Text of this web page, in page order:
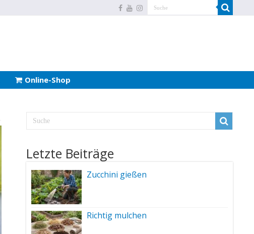
Online-Shop
Letzte Beiträge
Zucchini gießen
Richtig mulchen